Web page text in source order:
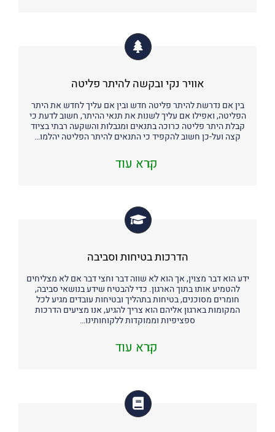
אוויר נקי ובקשה להיתר פליטה
בין אם נדרשת להיתר פליטה חדש ובין אם עליך לחדש את היתר
הפליטה, ואפילו אם עליך לשנות את תנאי ההיתר, חשוב לדעת כי
קבלת היתר פליטה כרוכה בתנאים ומגבלות והשקעה רבתי בציוד
קצה ועל-כן חשוב להקפיד כי התנאים להיתר הפליטה יהלמו…
קרא עוד
הדרכות בטיחות וסביבה
ידע הוא דבר מצוין, אך הוא לא שווה דבר וחצי דבר אם לא מצליחים
להטמיע אותו בתוך הארגון. כדי להבטיח שידע בנושאי סביבה,
חומרים מסוכנים, בטיחות בתהליך ובטיחות עובדים מגיע לכל
המקומות בארגון אליהם הוא צריך להגיע, אנו מציעים הדרכות
ספציפיות וממוקדות ללקוחותינו…
קרא עוד